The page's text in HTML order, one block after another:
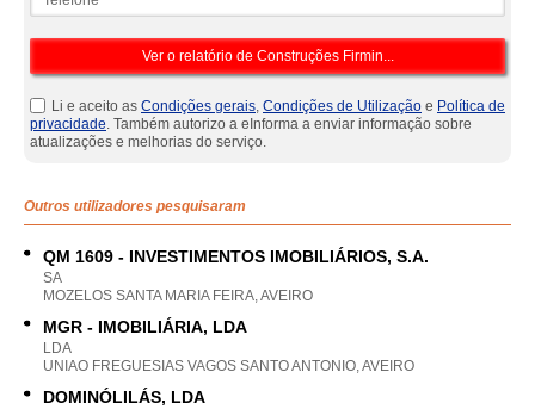
Li e aceito as Condições gerais, Condições de Utilização e Política de
privacidade. Também autorizo a eInforma a enviar informação sobre
atualizações e melhorias do serviço.
Outros utilizadores pesquisaram
QM 1609 - INVESTIMENTOS IMOBILIÁRIOS, S.A.
SA
MOZELOS SANTA MARIA FEIRA, AVEIRO
MGR - IMOBILIÁRIA, LDA
LDA
UNIAO FREGUESIAS VAGOS SANTO ANTONIO, AVEIRO
DOMINÓLILÁS, LDA